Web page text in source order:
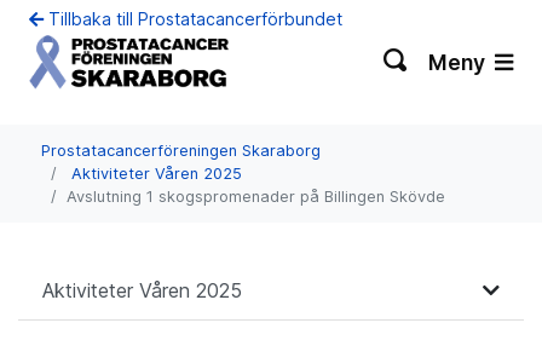
Tillbaka till Prostatacancerförbundet
Meny
Prostatacancerföreningen Skaraborg
Aktiviteter Våren 2025
Avslutning 1 skogspromenader på Billingen Skövde
Aktiviteter Våren 2025